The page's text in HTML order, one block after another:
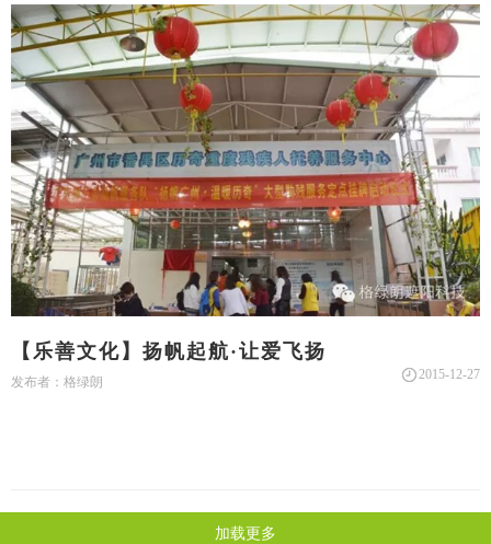
【乐善文化】扬帆起航·让爱飞扬
发布者：格绿朗 2015-12-27
加载更多